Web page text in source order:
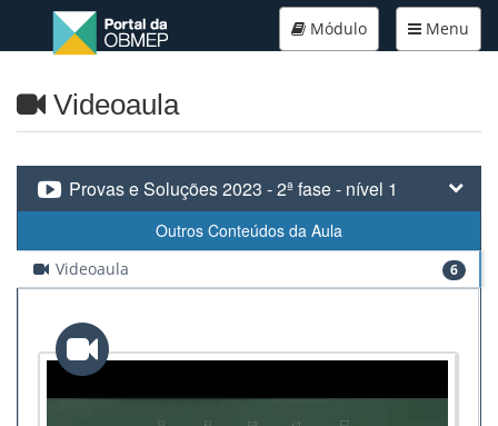
Menu
Módulo
Videoaula
Provas e Soluções 2023 - 2ª fase - nível 1
Outros Conteúdos da Aula
Videoaula 6